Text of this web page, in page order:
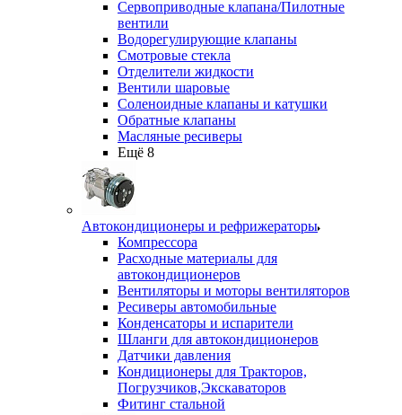
Сервоприводные клапана/Пилотные
вентили
Водорегулирующие клапаны
Смотровые стекла
Отделители жидкости
Вентили шаровые
Соленоидные клапаны и катушки
Обратные клапаны
Масляные ресиверы
Ещё 8
Автокондиционеры и рефрижераторы
Компрессора
Расходные материалы для
автокондиционеров
Вентиляторы и моторы вентиляторов
Ресиверы автомобильные
Конденсаторы и испарители
Шланги для автокондиционеров
Датчики давления
Кондиционеры для Тракторов,
Погрузчиков,Экскаваторов
Фитинг стальной